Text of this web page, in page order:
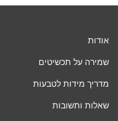
אודות
שמירה על תכשיטים
מדריך מידות לטבעות
שאלות ותשובות